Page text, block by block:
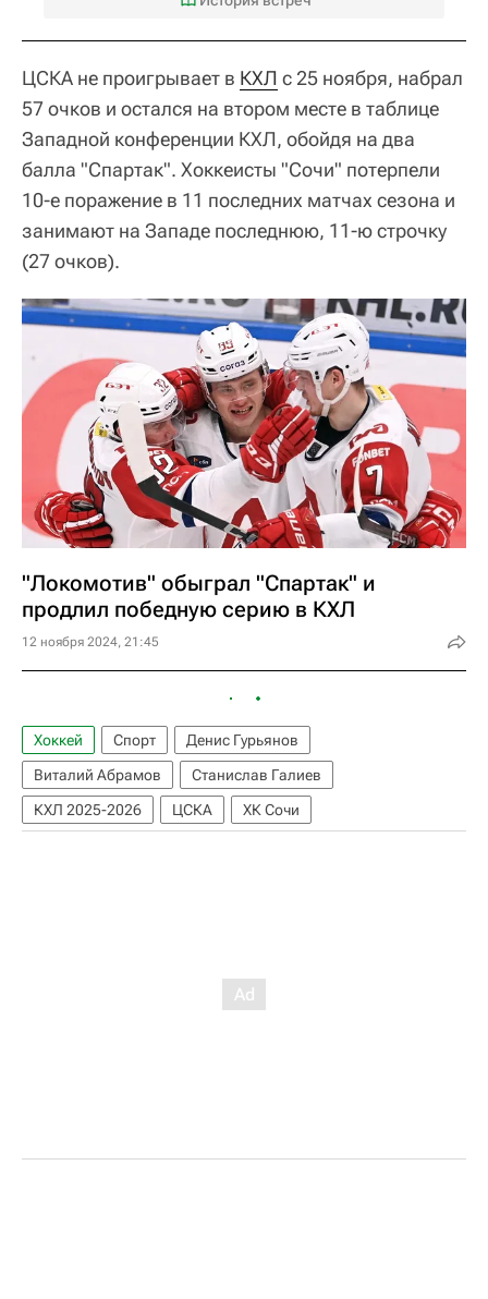
ЦСКА не проигрывает в КХЛ с 25 ноября, набрал
57 очков и остался на втором месте в таблице
Западной конференции КХЛ, обойдя на два
балла "Спартак". Хоккеисты "Сочи" потерпели
10-е поражение в 11 последних матчах сезона и
занимают на Западе последнюю, 11-ю строчку
(27 очков).
"Локомотив" обыграл "Спартак" и
продлил победную серию в КХЛ
12 ноября 2024, 21:45
Хоккей Спорт
Денис Гурьянов
Виталий Абрамов
Станислав Галиев
КХЛ 2025-2026
ЦСКА ХК Сочи